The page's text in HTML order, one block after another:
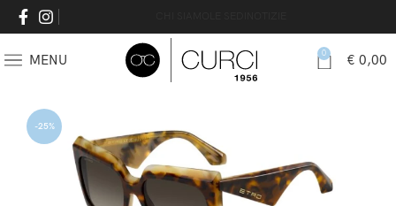
MENU 0 € 0,00
-25%